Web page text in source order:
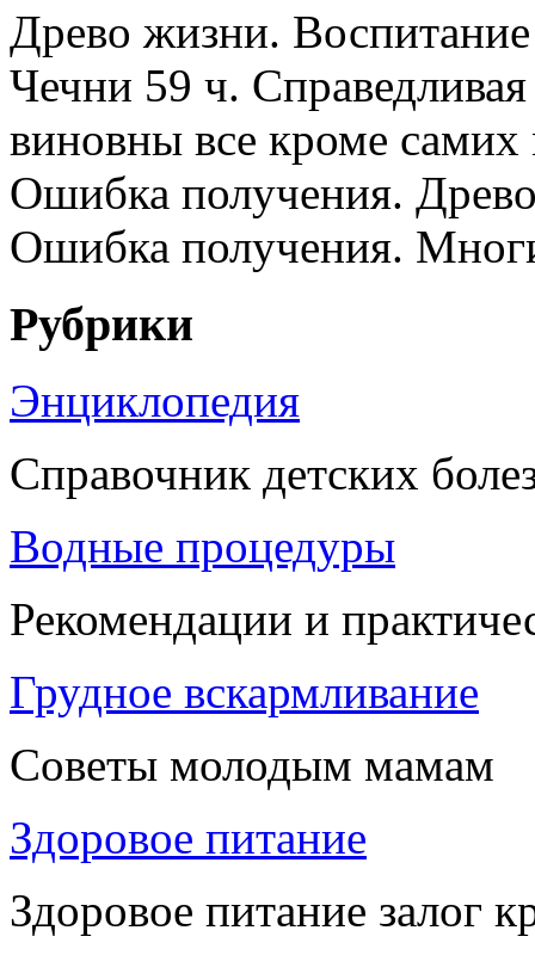
Древо жизни.
Чечни 59 ч.
виновны все кроме
Ошибка получения.
Ошибка получения.
Рубрики
Энциклопедия
Справочник детских
Водные процедуры
Рекомендации и
Грудное вскармливание
Советы молодым мамам
Здоровое питание
Здоровое питание залог